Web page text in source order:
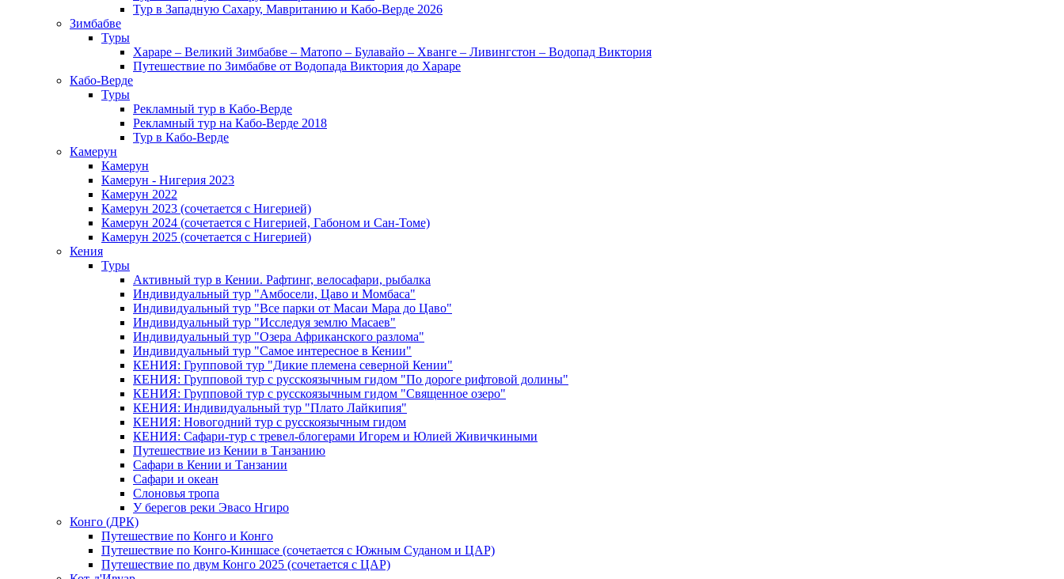
Тур в Западную Сахару, Мавританию и Кабо-Верде 2026
Зимбабве
Туры
Хараре – Великий Зимбабве – Матопо – Булавайо – Хванге – Ливингстон – Водопад Виктория
Путешествие по Зимбабве от Водопада Виктория до Хараре
Кабо-Верде
Туры
Рекламный тур в Кабо-Верде
Рекламный тур на Кабо-Верде 2018
Тур в Кабо-Верде
Камерун
Камерун
Камерун - Нигерия 2023
Камерун 2022
Камерун 2023 (сочетается с Нигерией)
Камерун 2024 (сочетается с Нигерией, Габоном и Сан-Томе)
Камерун 2025 (сочетается с Нигерией)
Кения
Туры
Активный тур в Кении. Рафтинг, велосафари, рыбалка
Индивидуальный тур "Амбосели, Цаво и Момбаса"
Индивидуальный тур "Все парки от Масаи Мара до Цаво"
Индивидуальный тур "Исследуя землю Масаев"
Индивидуальный тур "Озера Африканского разлома"
Индивидуальный тур "Самое интересное в Кении"
КЕНИЯ: Групповой тур "Дикие племена северной Кении"
КЕНИЯ: Групповой тур с русскоязычным гидом "По дороге рифтовой долины"
КЕНИЯ: Групповой тур с русскоязычным гидом "Священное озеро"
КЕНИЯ: Индивидуальный тур "Плато Лайкипия"
КЕНИЯ: Новогодний тур с русскоязычным гидом
КЕНИЯ: Сафари-тур с тревел-блогерами Игорем и Юлией Живичкиными
Путешествие из Кении в Танзанию
Сафари в Кении и Танзании
Сафари и океан
Слоновья тропа
У берегов реки Эвасо Нгиро
Конго (ДРК)
Путешествие по Конго и Конго
Путешествие по Конго-Киншасе (сочетается с Южным Суданом и ЦАР)
Путешествие по двум Конго 2025 (сочетается с ЦАР)